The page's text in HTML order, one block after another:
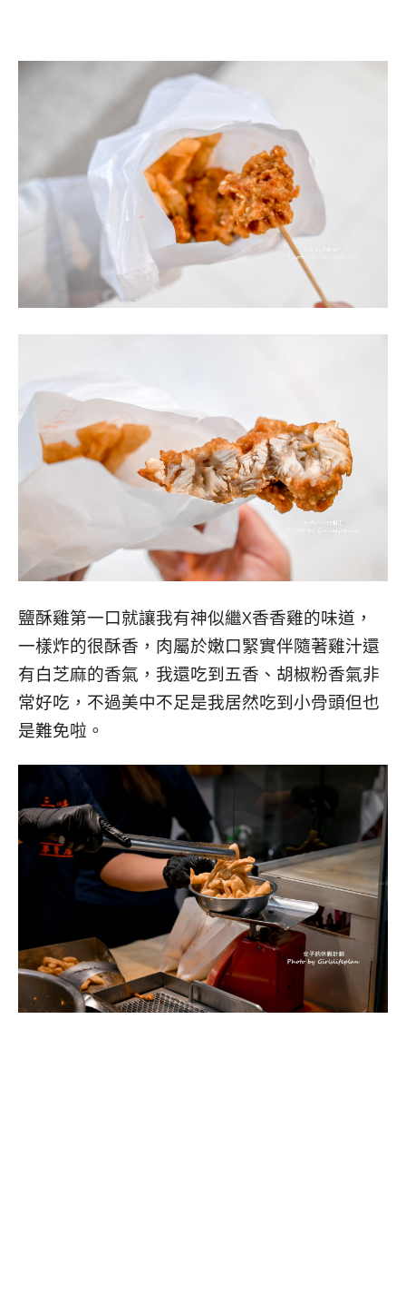
鹽酥雞第一口就讓我有神似繼X香香雞的味道，
一樣炸的很酥香，肉屬於嫩口緊實伴隨著雞汁還
有白芝麻的香氣，我還吃到五香、胡椒粉香氣非
常好吃，不過美中不足是我居然吃到小骨頭但也
是難免啦。